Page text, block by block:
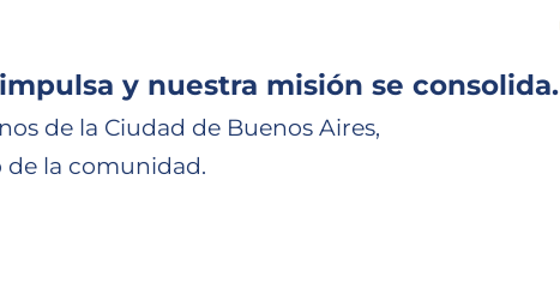
y nuestra misión se consolida.
de la Ciudad de Buenos Aires,
de la comunidad.